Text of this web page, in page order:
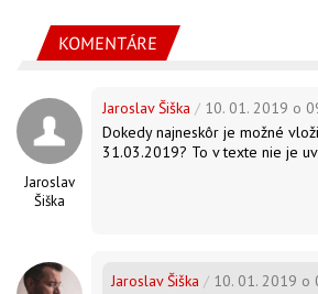
KOMENTÁRE
Jaroslav
Šiška
Jaroslav Šiška / 10. 01. 2019 o
Dokedy najneskôr je možné
31.03.2019? To v texte nie je
Jaroslav Šiška / 10. 01. 2019 o